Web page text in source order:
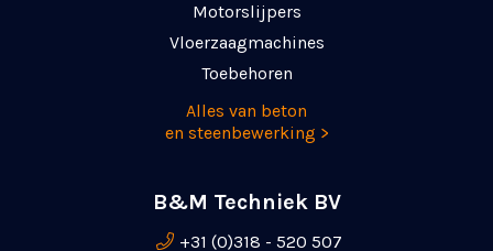
Motorslijpers
Vloerzaagmachines
Toebehoren
Alles van beton
en steenbewerking >
B&M Techniek BV
+31 (0)318 - 520 507